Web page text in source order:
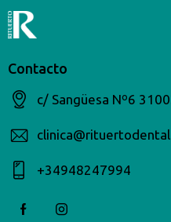
Contacto
c/ Sangüesa Nº6
+34948247994​